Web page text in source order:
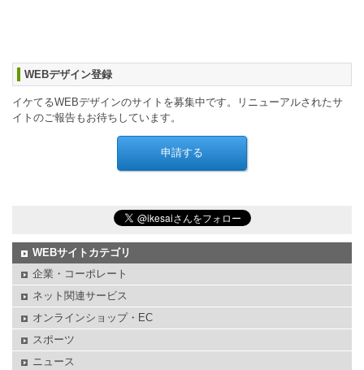
WEBデザイン登録
イケてるWEBデザインのサイトを募集中です。リニューアルされたサ
イトのご報告もお待ちしています。
WEBサイトカテゴリ
企業・コーポレート
ネット関連サービス
オンラインショップ・EC
スポーツ
ニュース